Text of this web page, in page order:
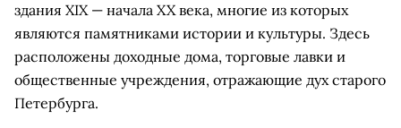
здания XIX — начала XX века, многие из которых
являются памятниками истории и культуры. Здесь
расположены доходные дома, торговые лавки и
общественные учреждения, отражающие дух старого
Петербурга.